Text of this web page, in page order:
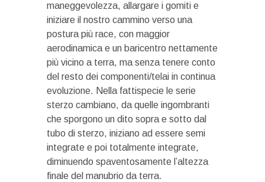
maneggevolezza, allargare i gomiti e
iniziare il nostro cammino verso una
postura più race, con maggior
aerodinamica e un baricentro nettamente
più vicino a terra, ma senza tenere conto
del resto dei componenti/telai in continua
evoluzione. Nella fattispecie le serie
sterzo cambiano, da quelle ingombranti
che sporgono un dito sopra e sotto dal
tubo di sterzo, iniziano ad essere semi
integrate e poi totalmente integrate,
diminuendo spaventosamente l’altezza
finale del manubrio da terra.